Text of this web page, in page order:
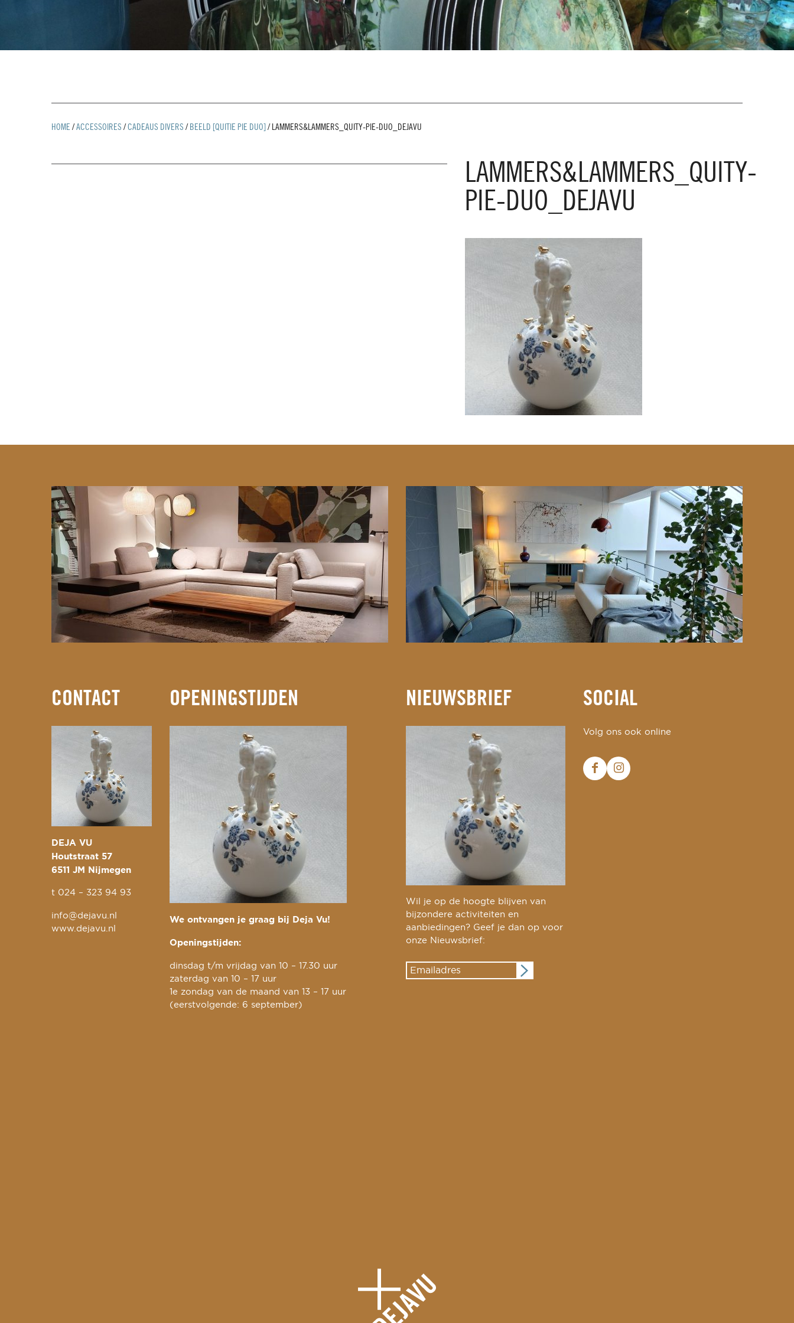
HOME / ACCESSOIRES / CADEAUS DIVERS / BEELD [QUITIE PIE DUO] / LAMMERS&LAMMERS_QUITY-PIE-DUO_DEJAVU
LAMMERS&LAMMERS_QUITY-
PIE-DUO_DEJAVU
CONTACT
DEJA VU
Houtstraat 57
6511 JM Nijmegen
t 024 – 323 94 93
info@dejavu.nl
www.dejavu.nl
OPENINGSTIJDEN
We ontvangen je graag bij Deja Vu!
Openingstijden:
dinsdag t/m vrijdag van 10 – 17.30 uur
zaterdag van 10 – 17 uur
1e zondag van de maand van 13 – 17 uur
(eerstvolgende: 6 september)
NIEUWSBRIEF
Wil je op de hoogte blijven van
bijzondere activiteiten en
aanbiedingen? Geef je dan op voor
onze Nieuwsbrief:
SOCIAL
Volg ons ook online